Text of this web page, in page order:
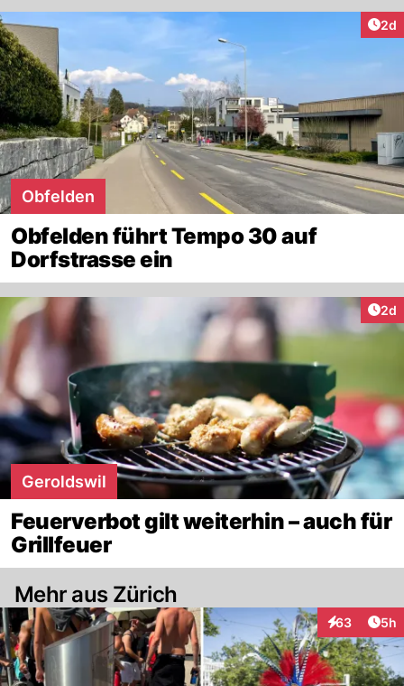
2d
Obfelden
Obfelden führt Tempo 30 auf
Dorfstrasse ein
2d
Geroldswil
Feuerverbot gilt weiterhin – auch für
Grillfeuer
Mehr aus Zürich
63
Interaktionen
5h